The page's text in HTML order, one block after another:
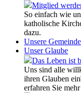
Mitglied
So einfach wie
katholische
dazu.
Unsere
Unser Glaube
Das Leben ist
Uns sind alle
ihren Glauben
erfahren Sie